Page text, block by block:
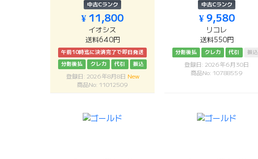
中古Cランク
¥ 11,800
イオシス
送料640円
午前10時迄に決済完了で即日発送
分割後払
クレカ 代引 振込
登録日: 2026年8月8日 New
商品No: 11012509
中古Cランク
¥ 9,580
リコレ
送料550円
分割後払 クレカ 代引 振込
登録日: 2026年6月30日
商品No: 10788559